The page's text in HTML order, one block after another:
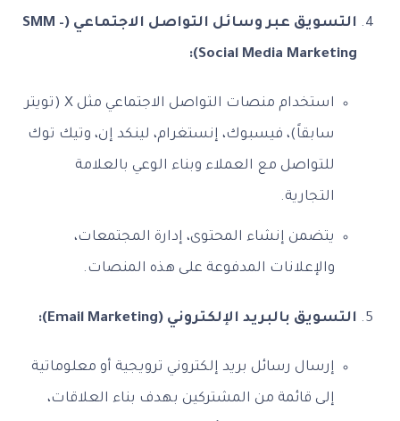
التسويق عبر وسائل التواصل الاجتماعي (SMM –
Social Media Marketing):
استخدام منصات التواصل الاجتماعي مثل X (تويتر
سابقاً)، فيسبوك، إنستغرام، لينكد إن، وتيك توك
للتواصل مع العملاء وبناء الوعي بالعلامة
التجارية.
يتضمن إنشاء المحتوى، إدارة المجتمعات،
والإعلانات المدفوعة على هذه المنصات.
التسويق بالبريد الإلكتروني (Email Marketing):
إرسال رسائل بريد إلكتروني ترويجية أو معلوماتية
إلى قائمة من المشتركين بهدف بناء العلاقات،